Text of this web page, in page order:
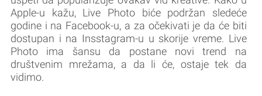
Apple-u kažu, Live Photo biće podržan sledeće
godine i na Facebook-u, a za očekivati je da će biti
dostupan i na Insstagram-u u skorije vreme. Live
Photo ima šansu da postane novi trend na
društvenim mrežama, a da li će, ostaje tek da
vidimo.